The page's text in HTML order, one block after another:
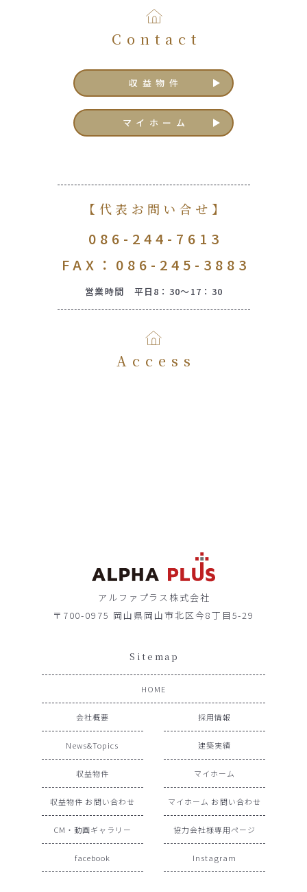
Contact
収益物件
マイホーム
【代表お問い合せ】
086-244-7613
FAX：086-245-3883
営業時間 平日8：30～17：30
Access
アルファプラス株式会社
〒700-0975 岡山県岡山市北区今8丁目5-29
Sitemap
HOME
会社概要 採用情報
News&Topics 建築実績
収益物件 マイホーム
収益物件 お問い合わせ マイホーム お問い合わせ
CM・動画ギャラリー 協力会社様専用ページ
facebook Instagram